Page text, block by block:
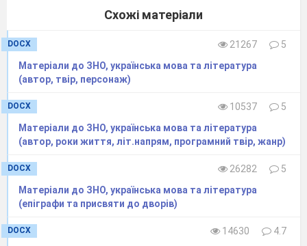
Просвітництво – від французької siecle
des lumieres – Доба Світочів.
Схожі матеріали
DOCX 21267
5
Матеріали до ЗНО, українська мова та література
(автор, твір, персонаж)
DOCX 10537
5
Матеріали до ЗНО, українська мова та література
(автор, роки життя, літ.напрям, програмний твір, жанр)
DOCX 26282
5
Матеріали до ЗНО, українська мова та література
(епіграфи та присвяти до дворів)
DOCX 14630
4.7